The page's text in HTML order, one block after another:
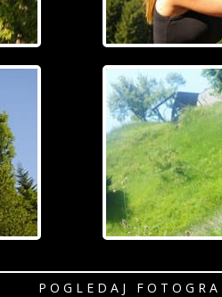
POGLEDAJ